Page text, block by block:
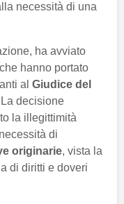
necessità di una
ha avviato
hanno portato
al Giudice del
La decisione
la illegittimità
di
originarie, vista la
di diritti e doveri